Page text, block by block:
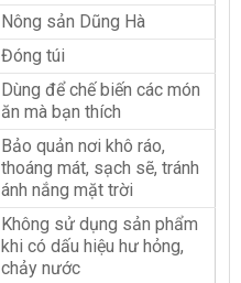
Nông sản Dũng Hà
Đóng túi
Dùng để chế biến các món
ăn mà bạn thích
Bảo quản nơi khô ráo,
thoáng mát, sạch sẽ, tránh
ánh nắng mặt trời
Không sử dụng sản phẩm
khi có dấu hiệu hư hỏng,
chảy nước